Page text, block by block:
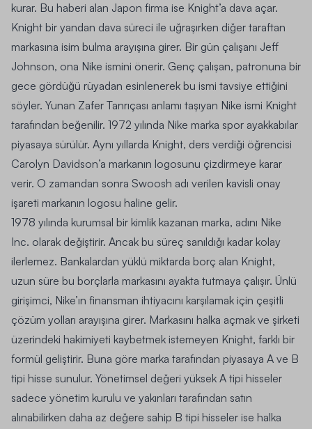
kurar. Bu haberi alan Japon firma ise Knight’a dava açar.
Knight bir yandan dava süreci ile uğraşırken diğer taraftan
markasına isim bulma arayışına girer. Bir gün çalışanı Jeff
Johnson, ona Nike ismini önerir. Genç çalışan, patronuna bir
gece gördüğü rüyadan esinlenerek bu ismi tavsiye ettiğini
söyler. Yunan Zafer Tanrıçası anlamı taşıyan Nike ismi Knight
tarafından beğenilir. 1972 yılında Nike marka spor ayakkabılar
piyasaya sürülür. Aynı yıllarda Knight, ders verdiği öğrencisi
Carolyn Davidson’a markanın logosunu çizdirmeye karar
verir. O zamandan sonra Swoosh adı verilen kavisli onay
işareti markanın logosu haline gelir.
1978 yılında kurumsal bir kimlik kazanan marka, adını Nike
Inc. olarak değiştirir. Ancak bu süreç sanıldığı kadar kolay
ilerlemez. Bankalardan yüklü miktarda borç alan Knight,
uzun süre bu borçlarla markasını ayakta tutmaya çalışır. Ünlü
girişimci, Nike’ın finansman ihtiyacını karşılamak için çeşitli
çözüm yolları arayışına girer. Markasını halka açmak ve şirketi
üzerindeki hakimiyeti kaybetmek istemeyen Knight, farklı bir
formül geliştirir. Buna göre marka tarafından piyasaya A ve B
tipi hisse sunulur. Yönetimsel değeri yüksek A tipi hisseler
sadece yönetim kurulu ve yakınları tarafından satın
alınabilirken daha az değere sahip B tipi hisseler ise halka